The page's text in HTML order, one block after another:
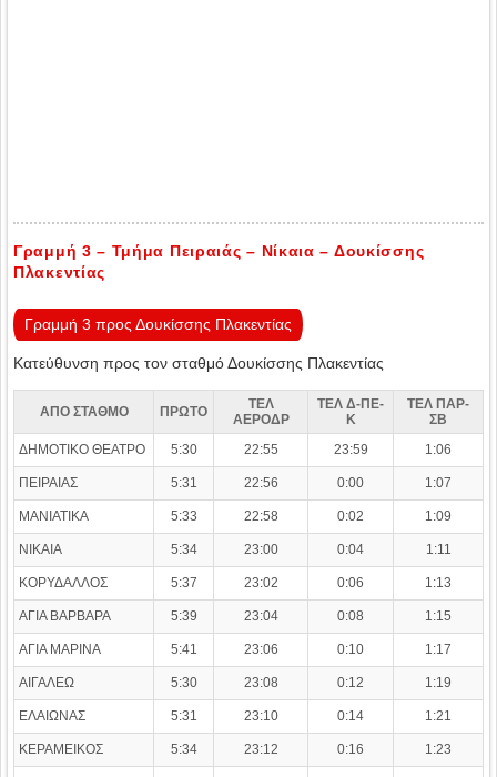
Γραμμή 3 – Τμήμα Πειραιάς – Νίκαια – Δουκίσσης
Πλακεντίας
Γραμμή 3 προς Δουκίσσης Πλακεντίας
Κατεύθυνση προς τον σταθμό Δουκίσσης Πλακεντίας
ΑΠΟ ΣΤΑΘΜΟ ΠΡΩΤΟ
ΤΕΛ
ΑΕΡΟΔΡ
ΤΕΛ Δ-ΠΕ-
Κ
ΤΕΛ ΠΑΡ-
ΣΒ
ΔΗΜΟΤΙΚΟ ΘΕΑΤΡΟ
5:30 22:55 23:59 1:06
ΠΕΙΡΑΙΑΣ 5:31 22:56 0:00 1:07
ΜΑΝΙΑΤΙΚΑ 5:33 22:58 0:02 1:09
ΝΙΚΑΙΑ 5:34 23:00 0:04 1:11
ΚΟΡΥΔΑΛΛΟΣ 5:37 23:02 0:06 1:13
ΑΓΙΑ ΒΑΡΒΑΡΑ 5:39 23:04 0:08 1:15
ΑΓΙΑ ΜΑΡΙΝΑ 5:41 23:06 0:10 1:17
ΑΙΓΑΛΕΩ 5:30 23:08 0:12 1:19
ΕΛΑΙΩΝΑΣ 5:31 23:10 0:14 1:21
ΚΕΡΑΜΕΙΚΟΣ 5:34 23:12 0:16 1:23